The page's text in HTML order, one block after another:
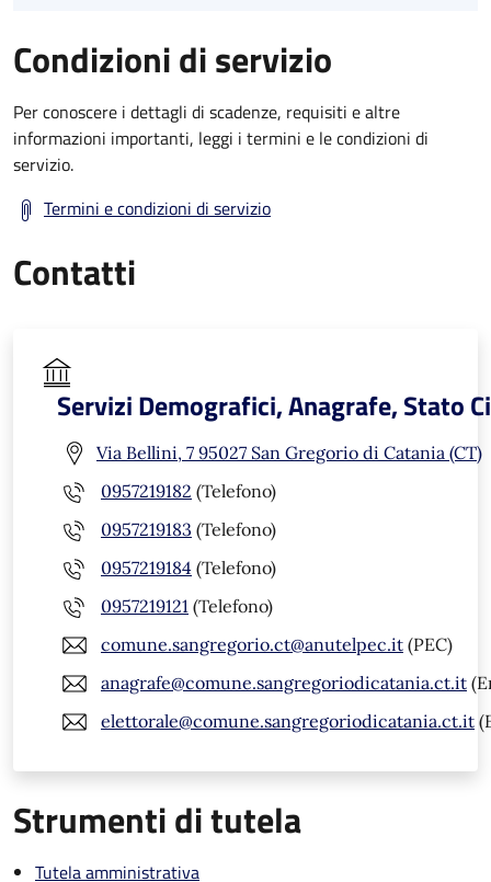
Condizioni di servizio
Per conoscere i dettagli di scadenze, requisiti e altre
informazioni importanti, leggi i termini e le condizioni di
servizio.
Termini e condizioni di servizio
Contatti
Servizi Demografici, Anagrafe, Stato
Via Bellini, 7 95027 San Gregorio di Catania (CT)
0957219182 (Telefono)
0957219183 (Telefono)
0957219184 (Telefono)
0957219121 (Telefono)
comune.sangregorio.ct@anutelpec.it (PEC)
anagrafe@comune.sangregoriodicatania.ct.it
elettorale@comune.sangregoriodicatania.ct.it
Strumenti di tutela
Tutela amministrativa